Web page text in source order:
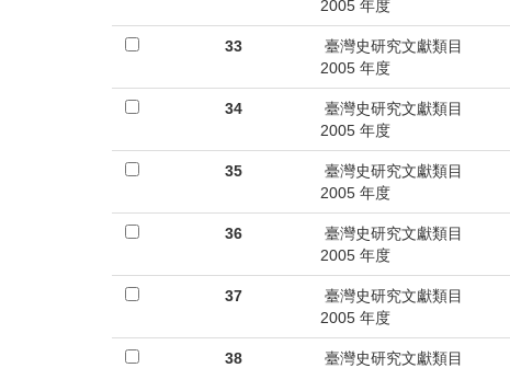
2005 年度
33
臺灣史研究文獻類目
2005 年度
34
臺灣史研究文獻類目
2005 年度
35
臺灣史研究文獻類目
2005 年度
36
臺灣史研究文獻類目
2005 年度
37
臺灣史研究文獻類目
2005 年度
38
臺灣史研究文獻類目